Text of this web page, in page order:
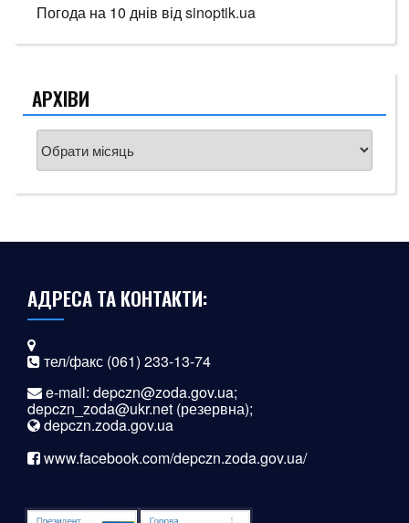
Погода на 10 днів відsinoptik.ua
АРХІВИ
Архіви
АДРЕСА ТА КОНТАКТИ:
тел/факс (061) 233-13-74
e-mail: depczn@zoda.gov.ua;
depczn_zoda@ukr.net (резервна);
depczn.zoda.gov.ua
www.facebook.com/depczn.zoda.gov.ua/